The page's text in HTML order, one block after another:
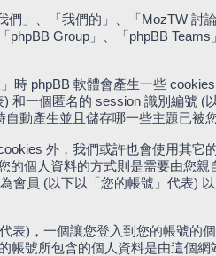
」、「我們的」、「MozTW 討
Group」、「phpBB
時 phpBB 軟體會產生一些
一個匿名的 session 識別編號 (
動產生並且儲存哪一些主題已被
外，我們或許也會使用其它
個人資料的方式則是需要由您
員 (以下以「您的帳號」代表)
)，一個讓您登入到您的帳號的
號所包含的個人資料是由這個